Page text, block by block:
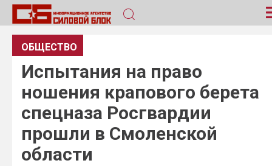
ОБЩЕСТВО
Испытания на право
ношения крапового берета
спецназа Росгвардии
прошли в Смоленской
области